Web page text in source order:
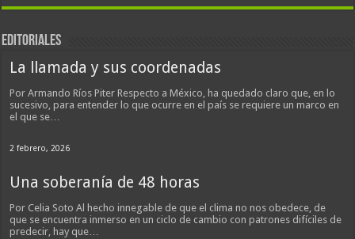
EDITORIALES
La llamada y sus coordenadas
Por Armando Ríos Piter Respecto a México, ha quedado claro que, en lo
sucesivo, para entender lo que ocurre en el país se requiere un marco en
el que se…
2 febrero, 2026
Una soberanía de 48 horas
Por Celia Soto Al hecho innegable de que el clima no nos obedece, de
que se encuentra inmerso en un ciclo de cambio con patrones difíciles de
predecir, hay que…